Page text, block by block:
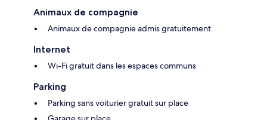
Animaux de compagnie
Animaux de compagnie admis gratuitement
Internet
Wi-Fi gratuit dans les espaces communs
Parking
Parking sans voiturier gratuit sur place